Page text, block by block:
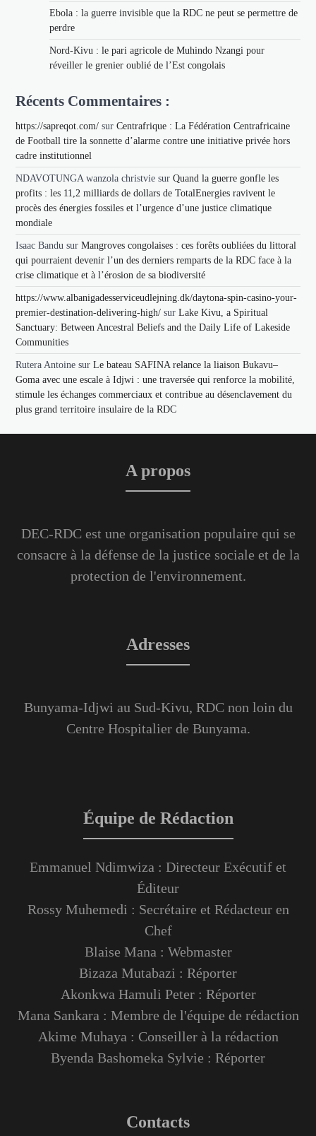
Ebola : la guerre invisible que la RDC ne peut se permettre de
perdre
Nord-Kivu : le pari agricole de Muhindo Nzangi pour
réveiller le grenier oublié de l’Est congolais
Récents Commentaires :
https://sapreqot.com/ surCentrafrique : La Fédération Centrafricaine
de Football tire la sonnette d’alarme contre une initiative privée hors
cadre institutionnel
NDAVOTUNGA wanzola christvie surQuand la guerre gonfle les
profits : les 11,2 milliards de dollars de TotalEnergies ravivent le
procès des énergies fossiles et l’urgence d’une justice climatique
mondiale
Isaac Bandu surMangroves congolaises : ces forêts oubliées du littoral
qui pourraient devenir l’un des derniers remparts de la RDC face à la
crise climatique et à l’érosion de sa biodiversité
https://www.albanigadesserviceudlejning.dk/daytona-spin-casino-your-
premier-destination-delivering-high/ surLake Kivu, a Spiritual
Sanctuary: Between Ancestral Beliefs and the Daily Life of Lakeside
Communities
Rutera Antoine surLe bateau SAFINA relance la liaison Bukavu–
Goma avec une escale à Idjwi : une traversée qui renforce la mobilité,
stimule les échanges commerciaux et contribue au désenclavement du
plus grand territoire insulaire de la RDC
A propos
DEC-RDC est une organisation populaire qui se
consacre à la défense de la justice sociale et de la
protection de l'environnement.
Adresses
Bunyama-Idjwi au Sud-Kivu, RDC non loin du
Centre Hospitalier de Bunyama.
Équipe de Rédaction
Emmanuel Ndimwiza : Directeur Exécutif et
Éditeur
Rossy Muhemedi : Secrétaire et Rédacteur en
Chef
Blaise Mana : Webmaster
Bizaza Mutabazi : Réporter
Akonkwa Hamuli Peter : Réporter
Mana Sankara : Membre de l'équipe de rédaction
Akime Muhaya : Conseiller à la rédaction
Byenda Bashomeka Sylvie : Réporter
Contacts